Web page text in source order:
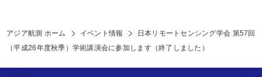
アジア航測 ホーム イベント情報
日本リモートセンシング学会 第57回
（平成26年度秋季）学術講演会に参加します（終了しました）